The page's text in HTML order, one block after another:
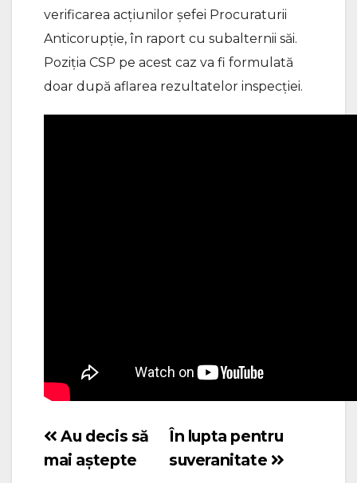
verificarea acțiunilor șefei Procuraturii
Anticorupție, în raport cu subalternii săi.
Poziția CSP pe acest caz va fi formulată
doar după aflarea rezultatelor inspecției.
Navigare
în
În lupta pentru
suveranitate
Au decis să
mai aștepte